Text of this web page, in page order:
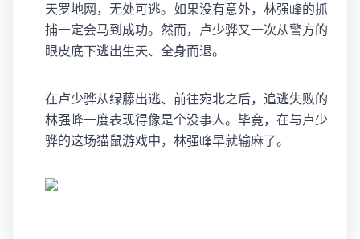
天罗地网，无处可逃。如果没有意外，林强峰的抓
捕一定会马到成功。然而，卢少骅又一次从警方的
眼皮底下逃出生天、全身而退。
在卢少骅从绿藤出逃、前往宛北之后，追逃失败的
林强峰一度表现得像是个没事人。毕竟，在与卢少
骅的这场猫鼠游戏中，林强峰早就输麻了。